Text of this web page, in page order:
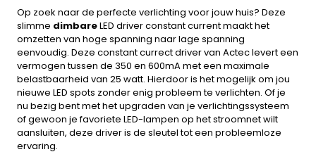
Op zoek naar de perfecte verlichting voor jouw huis? Deze
slimme dimbareLED driver constant current maakt het
omzetten van hoge spanning naar lage spanning
eenvoudig. Deze constant currect driver van Actec levert een
vermogen tussen de 350 en 600mA met een maximale
belastbaarheid van 25 watt. Hierdoor is het mogelijk om jou
nieuwe LED spots zonder enig probleem te verlichten. Of je
nu bezig bent met het upgraden van je verlichtingssysteem
of gewoon je favoriete LED-lampen op het stroomnet wilt
aansluiten, deze driver is de sleutel tot een probleemloze
ervaring.